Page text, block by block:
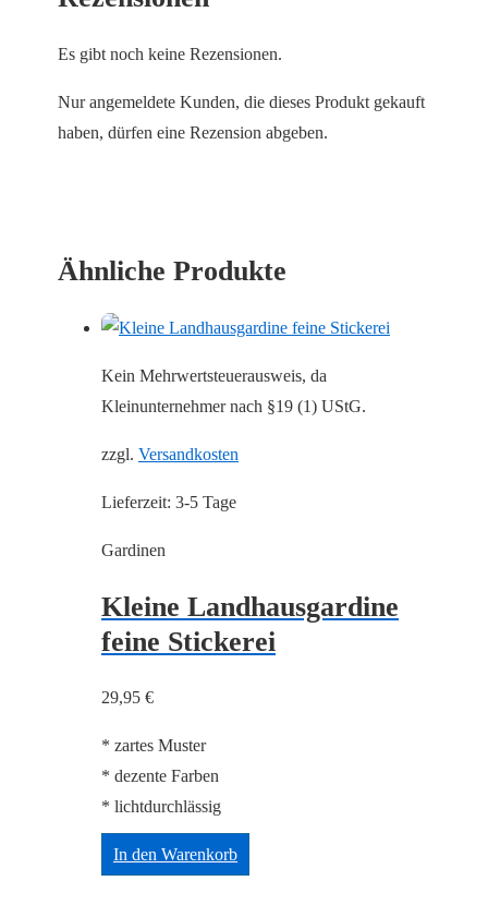
Es gibt noch keine Rezensionen.
Nur angemeldete Kunden, die dieses Produkt gekauft
haben, dürfen eine Rezension abgeben.
Ähnliche Produkte
Kein Mehrwertsteuerausweis, da
Kleinunternehmer nach §19 (1) UStG.
zzgl. Versandkosten
Lieferzeit: 3-5 Tage
Gardinen
Kleine Landhausgardine
feine Stickerei
29,95 €
* zartes Muster
* dezente Farben
* lichtdurchlässig
In den Warenkorb